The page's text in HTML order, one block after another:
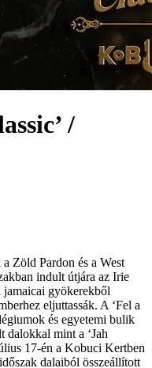
/
Zöld Pardon és a West
indult útjára az Irie
gyökerekből
eljuttassák. A ‘Fel a
és egyetemi bulik
dalokkal mint a ‘Jah
17-én a Kobuci Kertben
dalaiból összeállított